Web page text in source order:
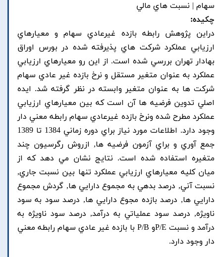
سهام | نسبت هاي مالي
چکیده:
دراين پژوهش رابطه بازده غيرعادي سهام و معيارهاي
ارزيابي عملکرد شرکت هاي پذيرفته شده در بورس اوراق
بهادار تهران بررسي شده است. از اين رو معيارهاي ارزيابي
عملکرد به عنوان متغير مستقل و نرخ بازده غير عادي سهام
شرکت ها به عنوان متغير وابسته در نظر گرفته شد. ايده
اصلي تدوين فرضيه ها آن است که بين معيارهاي ارزيابي
عملکرد مطرح شده ونرخ بازده غيرعادي سهام رابطه معني دار
وجود دارد. اطلاعات مورد نياز براي دوره زماني 1384 تا 1389
جمع آوري و براي آزمون فرضيه ها, ازروش رگرسيون چند
متغيره استفاده شده است. نتايج نشان مي دهد که از
ميان کليه معيارهاي ارزيابي عملکرد تنها بين نسبت جاري,
نسبت آني, درصد بدهي به مجموع دارايي ها, گردش مجموع
دارايي ها, درصد بازده مجوع دارايي ها, درصد سود به سود
ناويژه, درصد سود عملياتي به درآمد, درصد سود ناويژه به
درآمد و نسبت P/Eو P/B با بازده غير عادي سهام رابطه معني
دار وجود دارد.